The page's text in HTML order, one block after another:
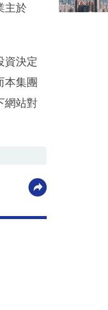
主於
資決定
本集團
網站對